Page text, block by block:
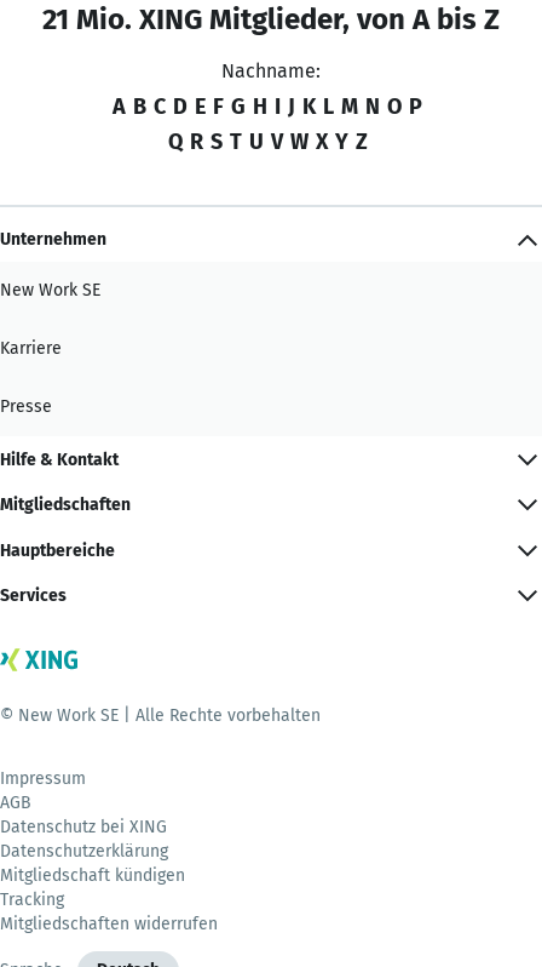
21 Mio. XING Mitglieder, von A bis Z
Nachname:
A B C D E F G H I J K L M N O P
Q R S T U V W X Y Z
Unternehmen
New Work SE
Karriere
Presse
Hilfe & Kontakt
Mitgliedschaften
Hauptbereiche
Services
© New Work SE | Alle Rechte vorbehalten
Impressum
AGB
Datenschutz bei XING
Datenschutzerklärung
Mitgliedschaft kündigen
Tracking
Mitgliedschaften widerrufen